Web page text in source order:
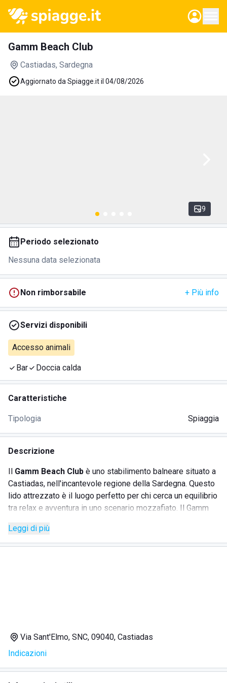
Gamm Beach Club
Castiadas, Sardegna
Aggiornato da Spiagge.it il 04/08/2026
9
Periodo selezionato
Nessuna data selezionata
Non rimborsabile + Più info
Servizi disponibili
Accesso animali
Bar Doccia calda
Caratteristiche
Tipologia Spiaggia
Descrizione
Il Gamm Beach Club è uno stabilimento balneare situato a
Castiadas, nell'incantevole regione della Sardegna. Questo
lido attrezzato è il luogo perfetto per chi cerca un equilibrio
tra relax e avventura in uno scenario mozzafiato. Il Gamm
impeccabile e le numerose attività offerte, rendendolo la
scelta ideale per famiglie, coppie e gruppi di amici.
SERVIZI
Noleggio lettini e ombrelloni
Leggi di più
Via Sant'Elmo, SNC, 09040, Castiadas
Indicazioni